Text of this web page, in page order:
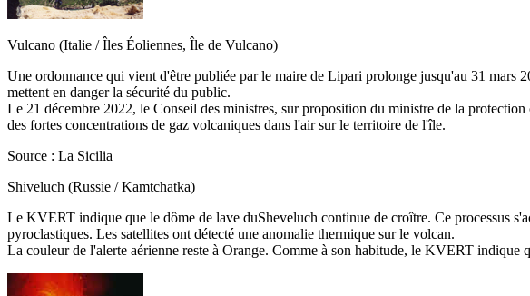
Vulcano (Italie / Îles Éoliennes, Île de Vulcano)
Une ordonnance qui vient d'être publiée par le maire de Lipari prolonge jusqu'au 31 mars
mettent en danger la sécurité du public.
Le 21 décembre 2022, le Conseil des ministres, sur proposition du ministre de la
des fortes concentrations de gaz volcaniques dans l'air sur le territoire de l'île.
Source : La Sicilia
Shiveluch (Russie / Kamtchatka)
Le KVERT indique que le dôme de lave duSheveluch continue de croître. Ce processus
pyroclastiques. Les satellites ont détecté une anomalie thermique sur le volcan.
La couleur de l'alerte aérienne reste à Orange. Comme à son habitude, le KVERT indique